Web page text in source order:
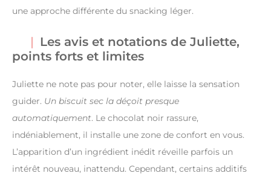
une approche différente du snacking léger.
Les avis et notations de Juliette,
points forts et limites
Juliette ne note pas pour noter, elle laisse la sensation
guider. Un biscuit sec la déçoit presque
automatiquement. Le chocolat noir rassure,
indéniablement, il installe une zone de confort en vous.
L’apparition d’un ingrédient inédit réveille parfois un
intérêt nouveau, inattendu. Cependant, certains additifs